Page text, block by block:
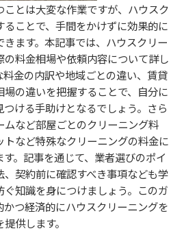
とは大変な作業ですが、ハウスク
ることで、手間をかけずに効果的に
ます。本記事では、ハウスクリー
料金相場や依頼内容について詳し
料金の内訳や地域ごとの違い、賃貸
の違いを把握することで、自分に
ける手助けとなるでしょう。さら
ムなど部屋ごとのクリーニング料
など特殊なクリーニングの料金に
。記事を通じて、業者選びのポイ
、契約前に確認すべき事項なども学
知識を身につけましょう。このガ
つ経済的にハウスクリーニングを
供します。